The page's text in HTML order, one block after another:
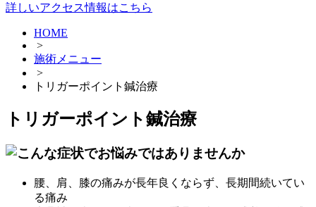
詳しいアクセス情報はこちら
HOME
>
施術メニュー
>
トリガーポイント鍼治療
トリガーポイント鍼治療
腰、肩、膝の痛みが長年良くならず、長期間続いてい
る痛み